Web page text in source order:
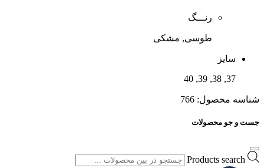
رنـــگ
طوسی, مشکی
سایز
37, 38, 39, 40
شناسه محصول: 766
جست و جو محصولات
Products search